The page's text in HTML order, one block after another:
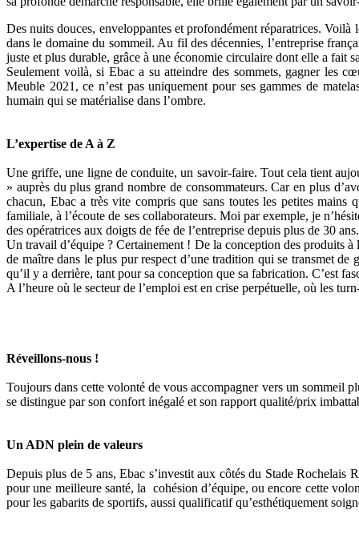
Des nuits douces, enveloppantes et profondément réparatrices.
dans le domaine du sommeil. Au fil des décennies, l’entreprise
juste et plus durable, grâce à une économie circulaire dont elle a fait
Seulement voilà, si Ebac a su atteindre des sommets, gagner les
Meuble 2021, ce n’est pas uniquement pour ses gammes de
humain qui se matérialise dans l’ombre.
L’expertise de A à Z
Une griffe, une ligne de conduite, un savoir-faire. Tout cela tient
» auprès du plus grand nombre de consommateurs. Car en plus
chacun, Ebac a très vite compris que sans toutes les petites
familiale, à l’écoute de ses collaborateurs. Moi par exemple, je
des opératrices aux doigts de fée de l’entreprise depuis plus de 30 ans.
Un travail d’équipe ? Certainement ! De la conception des produits
de maître dans le plus pur respect d’une tradition qui se transmet
qu’il y a derrière, tant pour sa conception que sa fabrication. C’est
A l’heure où le secteur de l’emploi est en crise perpétuelle, où les
Réveillons-nous !
Toujours dans cette volonté de vous accompagner vers un sommeil
se distingue par son confort inégalé et son rapport qualité/prix
Un ADN plein de valeurs
Depuis plus de 5 ans, Ebac s’investit aux côtés du Stade
pour une meilleure santé, la cohésion d’équipe, ou encore cette
pour les gabarits de sportifs, aussi qualificatif qu’esthétiquement